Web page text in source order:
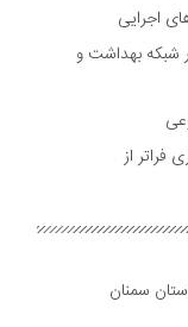
اجرایی
شبکه بهداشت و
از
سمنان